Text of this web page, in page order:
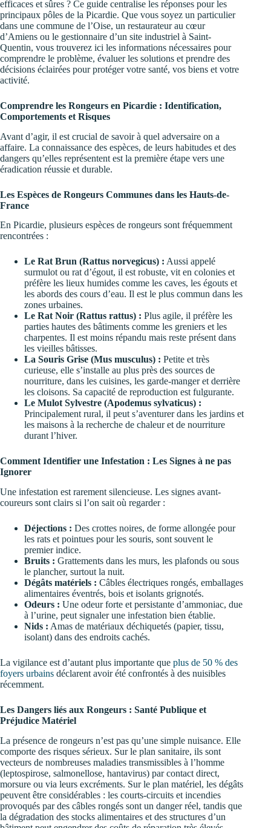
efficaces et sûres ? Ce guide centralise les réponses pour les
principaux pôles de la Picardie. Que vous soyez un particulier
dans une commune de l’Oise, un restaurateur au cœur
d’Amiens ou le gestionnaire d’un site industriel à Saint-
Quentin, vous trouverez ici les informations nécessaires pour
comprendre le problème, évaluer les solutions et prendre des
décisions éclairées pour protéger votre santé, vos biens et votre
activité.
Comprendre les Rongeurs en Picardie : Identification,
Comportements et Risques
Avant d’agir, il est crucial de savoir à quel adversaire on a
affaire. La connaissance des espèces, de leurs habitudes et des
dangers qu’elles représentent est la première étape vers une
éradication réussie et durable.
Les Espèces de Rongeurs Communes dans les Hauts-de-
France
En Picardie, plusieurs espèces de rongeurs sont fréquemment
rencontrées :
Le Rat Brun (Rattus norvegicus) : Aussi appelé
surmulot ou rat d’égout, il est robuste, vit en colonies et
préfère les lieux humides comme les caves, les égouts et
les abords des cours d’eau. Il est le plus commun dans les
zones urbaines.
Le Rat Noir (Rattus rattus) : Plus agile, il préfère les
parties hautes des bâtiments comme les greniers et les
charpentes. Il est moins répandu mais reste présent dans
les vieilles bâtisses.
La Souris Grise (Mus musculus) : Petite et très
curieuse, elle s’installe au plus près des sources de
nourriture, dans les cuisines, les garde-manger et derrière
les cloisons. Sa capacité de reproduction est fulgurante.
Le Mulot Sylvestre (Apodemus sylvaticus) :
Principalement rural, il peut s’aventurer dans les jardins et
les maisons à la recherche de chaleur et de nourriture
durant l’hiver.
Comment Identifier une Infestation : Les Signes à ne pas
Ignorer
Une infestation est rarement silencieuse. Les signes avant-
coureurs sont clairs si l’on sait où regarder :
Déjections : Des crottes noires, de forme allongée pour
les rats et pointues pour les souris, sont souvent le
premier indice.
Bruits : Grattements dans les murs, les plafonds ou sous
le plancher, surtout la nuit.
Dégâts matériels : Câbles électriques rongés, emballages
alimentaires éventrés, bois et isolants grignotés.
Odeurs : Une odeur forte et persistante d’ammoniac, due
à l’urine, peut signaler une infestation bien établie.
Nids : Amas de matériaux déchiquetés (papier, tissu,
isolant) dans des endroits cachés.
La vigilance est d’autant plus importante que plus de 50 % des
foyers urbains déclarent avoir été confrontés à des nuisibles
récemment.
Les Dangers liés aux Rongeurs : Santé Publique et
Préjudice Matériel
La présence de rongeurs n’est pas qu’une simple nuisance. Elle
comporte des risques sérieux. Sur le plan sanitaire, ils sont
vecteurs de nombreuses maladies transmissibles à l’homme
(leptospirose, salmonellose, hantavirus) par contact direct,
morsure ou via leurs excréments. Sur le plan matériel, les dégâts
peuvent être considérables : les courts-circuits et incendies
provoqués par des câbles rongés sont un danger réel, tandis que
la dégradation des stocks alimentaires et des structures d’un